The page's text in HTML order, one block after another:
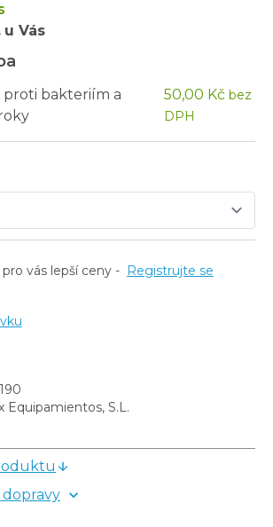
u Vás
proti bakteriím a
50,00 Kč bez
DPH
vás lepší ceny - Registrujte se
Equipamientos, S.L.
dopravy